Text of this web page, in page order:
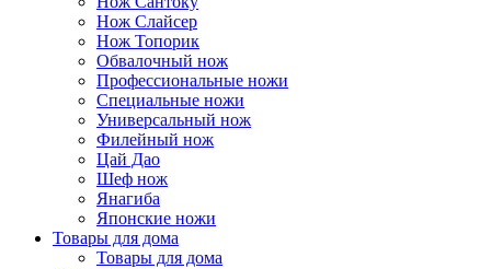
Нож Слайсер
Нож Топорик
Обвалочный нож
Профессиональные ножи
Специальные ножи
Универсальный нож
Филейный нож
Цай Дао
Шеф нож
Янагиба
Японские ножи
Товары для дома
Товары для дома